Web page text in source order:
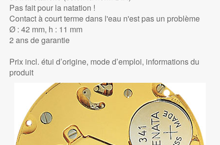
Pas fait pour la natation !
Contact à court terme dans l'eau n'est pas un problème
Ø : 42 mm, h : 11 mm
2 ans de garantie
Prix incl. étui d’origine, mode d’emploi, informations du
produit